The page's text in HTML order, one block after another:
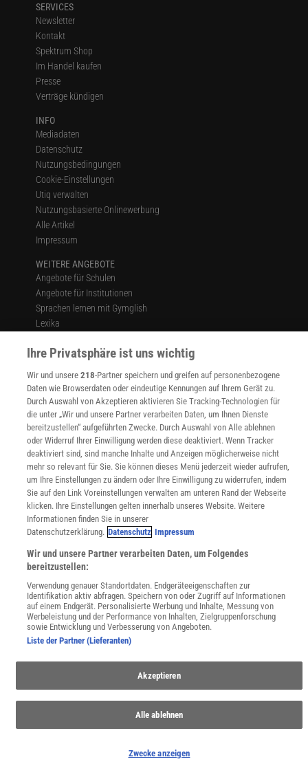
SERVICES
Newsletter
Kontakt
Spektrum Shop
Im Handel kaufen
Presse
Verträge kündigen
INFO
Mediadaten
Datenschutz
Nutzungsbedingungen
Cookie-Einstellungen
Utiq verwalten
Nutzungsbasierte Onlinewerbung
Alle Artikel
Impressum
WEITERE ANGEBOTE
Angebote für Schulen
Angebote für Institutionen
Sprachen lernen mit Gymglish
Lexika
Zugänglichkeitserklärung
WEBSEITEN
KielSCN
Wissenschaft in die Schulen
SciLogs
Uns finden Sie auch hier:
Ihre Privatsphäre ist uns wichtig
Wir und unsere218-Partner speichern und greifen auf personenbezogene
Daten wie Browserdaten oder eindeutige Kennungen auf Ihrem Gerät zu.
Durch Auswahl von Akzeptieren aktivieren Sie Tracking-Technologien für
die unter „Wir und unsere Partner verarbeiten Daten, um Ihnen Dienste
bereitzustellen“ aufgeführten Zwecke. Durch Auswahl von Alle ablehnen
oder Widerruf Ihrer Einwilligung werden diese deaktiviert. Wenn Tracker
deaktiviert sind, sind manche Inhalte und Anzeigen möglicherweise nicht
mehr so relevant für Sie. Sie können dieses Menü jederzeit wieder aufrufen,
um Ihre Einstellungen zu ändern oder Ihre Einwilligung zu widerrufen, indem
Sie auf den Link Voreinstellungen verwalten am unteren Rand der Webseite
klicken. Ihre Einstellungen gelten innerhalb unseres Website. Weitere
Informationen finden Sie in unserer
Datenschutzerklärung. Datenschutz Impressum
Wir und unsere Partner verarbeiten Daten, um Folgendes
bereitzustellen:
Verwendung genauer Standortdaten. Endgeräteeigenschaften zur
Identifikation aktiv abfragen. Speichern von oder Zugriff auf Informationen
auf einem Endgerät. Personalisierte Werbung und Inhalte, Messung von
Werbeleistung und der Performance von Inhalten, Zielgruppenforschung
sowie Entwicklung und Verbesserung von Angeboten.
Liste der Partner (Lieferanten)
Akzeptieren
Alle ablehnen
Zwecke anzeigen